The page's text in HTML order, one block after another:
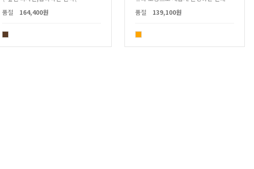
품절
164,400원
품절
139,100원